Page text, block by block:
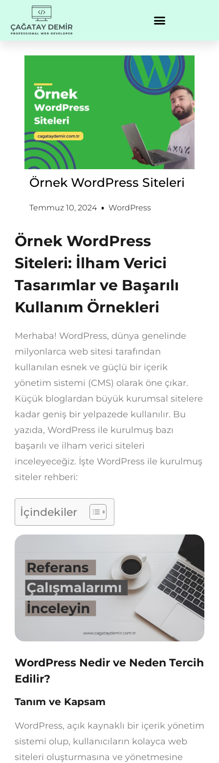
Örnek WordPress Siteleri
Temmuz 10, 2024 WordPress
Örnek WordPress
Siteleri: İlham Verici
Tasarımlar ve Başarılı
Kullanım Örnekleri
Merhaba! WordPress, dünya genelinde
milyonlarca web sitesi tarafından
kullanılan esnek ve güçlü bir içerik
yönetim sistemi (CMS) olarak öne çıkar.
Küçük bloglardan büyük kurumsal sitelere
kadar geniş bir yelpazede kullanılır. Bu
yazıda, WordPress ile kurulmuş bazı
başarılı ve ilham verici siteleri
inceleyeceğiz. İşte WordPress ile kurulmuş
siteler rehberi:
İçindekiler
WordPress Nedir ve Neden Tercih
Edilir?
Tanım ve Kapsam
WordPress, açık kaynaklı bir içerik yönetim
sistemi olup, kullanıcıların kolayca web
siteleri oluşturmasına ve yönetmesine